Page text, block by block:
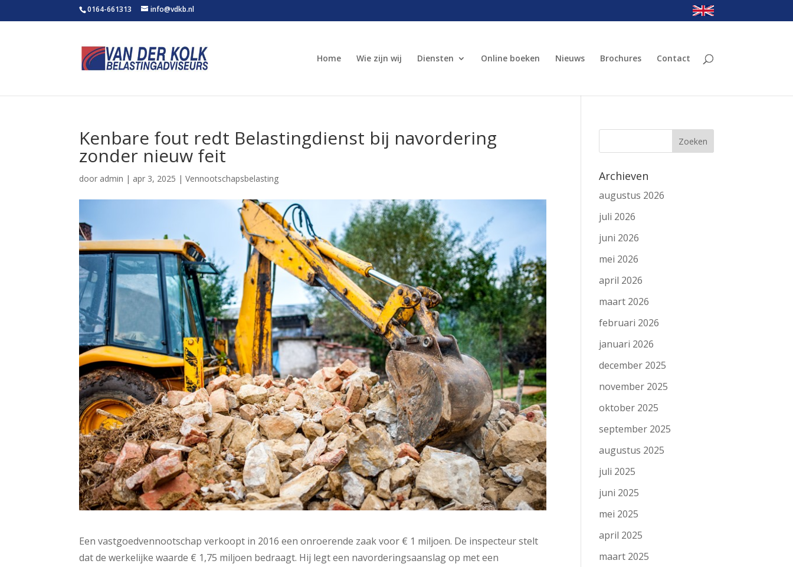
0164-661313 info@vdkb.nl
Home Wie zijn wij Diensten Online boeken Nieuws Brochures Contact
Kenbare fout redt Belastingdienst bij navordering
zonder nieuw feit
door admin | apr 3, 2025 |Vennootschapsbelasting
Een vastgoedvennootschap verkoopt in 2016 een onroerende zaak voor € 1 miljoen. De inspecteur stelt
dat de werkelijke waarde € 1,75 miljoen bedraagt. Hij legt een navorderingsaanslag op met een
Archieven
augustus 2026
juli 2026
juni 2026
mei 2026
april 2026
maart 2026
februari 2026
januari 2026
december 2025
november 2025
oktober 2025
september 2025
augustus 2025
juli 2025
juni 2025
mei 2025
april 2025
maart 2025